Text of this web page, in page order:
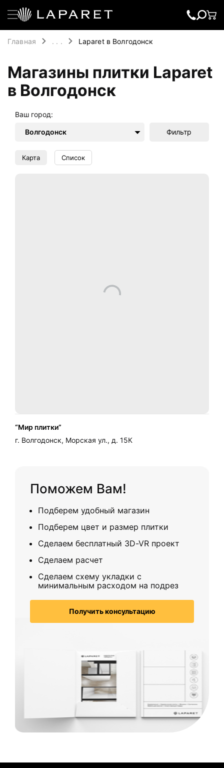
Главная . . . Laparet в Волгодонск
Магазины плитки Laparet
в Волгодонск
Ваш город:
Волгодонск Фильтр
Карта Список
“Мир плитки”
г. Волгодонск, Морская ул., д. 15К
Поможем Вам!
Подберем удобный магазин
Подберем цвет и размер плитки
Сделаем бесплатный 3D-VR проект
Сделаем расчет
Сделаем схему укладки с
минимальным расходом на подрез
Получить консультацию